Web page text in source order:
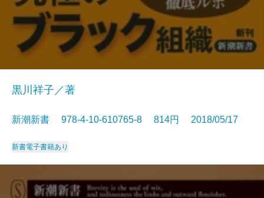
黒川祥子／著
新潮新書 978-4-10-610765-8 814円 2018/05/17
新書電子書籍あり